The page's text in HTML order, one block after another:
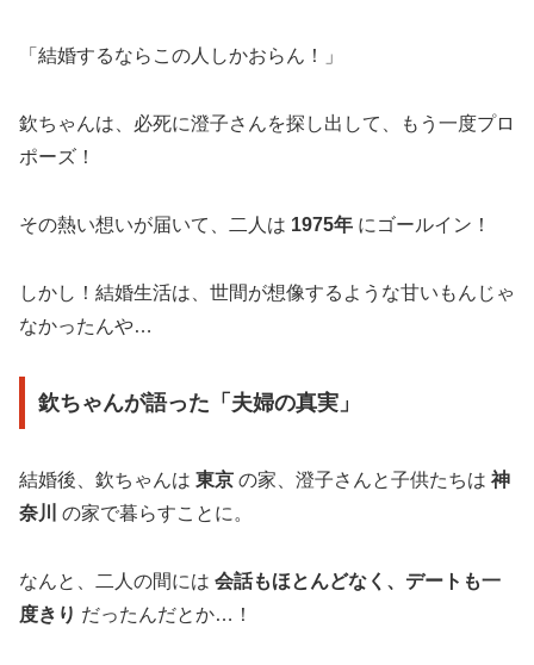
「結婚するならこの人しかおらん！」
欽ちゃんは、必死に澄子さんを探し出して、もう一度プロ
ポーズ！
その熱い想いが届いて、二人は 1975年 にゴールイン！
しかし！結婚生活は、世間が想像するような甘いもんじゃ
なかったんや…
欽ちゃんが語った「夫婦の真実」
結婚後、欽ちゃんは 東京 の家、澄子さんと子供たちは 神
奈川
の家で暮らすことに。
なんと、二人の間には 会話もほとんどなく、デートも一
度きり だったんだとか…！